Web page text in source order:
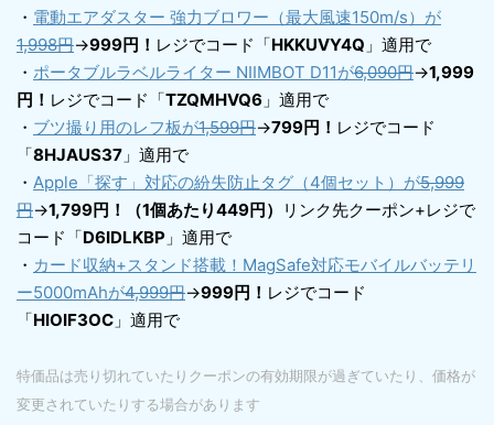
・ 電動エアダスター 強力ブロワー（最大風速150m/s）が
1,998円→999円！ レジでコード「HKKUVY4Q 」適用で
・ ポータブルラベルライター NIIMBOT D11が6,090円→1,999
円！ レジでコード「TZQMHVQ6 」適用で
・ ブツ撮り用のレフ板が1,599円→799円！ レジでコード
「8HJAUS37 」適用で
・ Apple「探す」対応の紛失防止タグ（4個セット）が5,999
円→1,799円！（1個あたり449円）
リンク先クーポン+レジで
コード「D6IDLKBP 」適用で
・ カード収納+スタンド搭載！MagSafe対応モバイルバッテリ
ー5000mAhが4,999円→999円！ レジでコード
「HIOIF3OC 」適用で
特価品は売り切れていたりクーポンの有効期限が過ぎていたり、価格が
変更されていたりする場合があります